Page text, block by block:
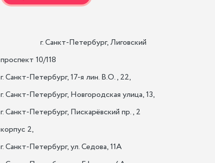
проспект 10/118
г. Санкт-Петербург, 17-я лин. B.O., 22,
г. Санкт-Петербург, Новгородская улица, 13,
г. Санкт-Петербург, Пискарёвский пр., 2
корпус 2,
г. Санкт-Петербург, ул. Седова, 11А